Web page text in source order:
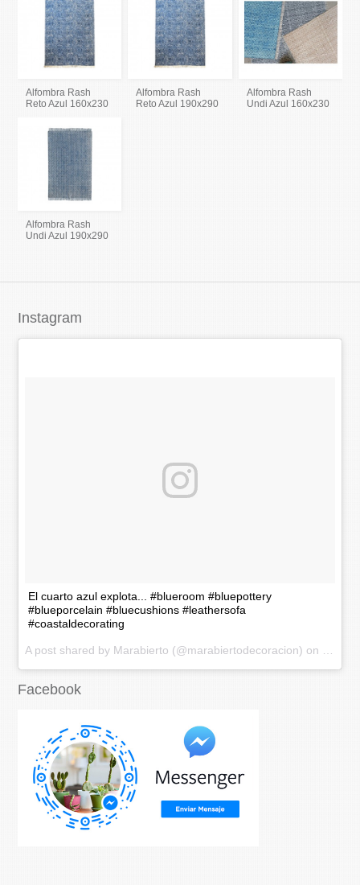
Alfombra Rash
Reto Azul 160x230
Alfombra Rash
Reto Azul 190x290
Alfombra Rash
Undi Azul 160x230
Alfombra Rash
Undi Azul 190x290
Instagram
El cuarto azul explota... #blueroom #bluepottery
#blueporcelain #bluecushions #leathersofa
#coastaldecorating
A post shared by Marabierto (@marabiertodecoracion) on
Nov
Facebook